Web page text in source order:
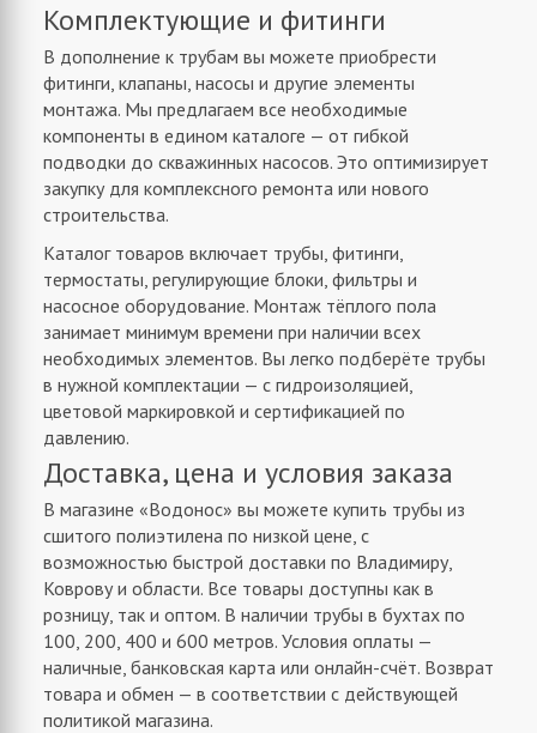
Комплектующие и фитинги
В дополнение к трубам вы можете приобрести
фитинги, клапаны, насосы и другие элементы
монтажа. Мы предлагаем все необходимые
компоненты в едином каталоге — от гибкой
подводки до скважинных насосов. Это оптимизирует
закупку для комплексного ремонта или нового
строительства.
Каталог товаров включает трубы, фитинги,
термостаты, регулирующие блоки, фильтры и
насосное оборудование. Монтаж тёплого пола
занимает минимум времени при наличии всех
необходимых элементов. Вы легко подберёте трубы
в нужной комплектации — с гидроизоляцией,
цветовой маркировкой и сертификацией по
давлению.
Доставка, цена и условия заказа
В магазине «Водонос» вы можете купить трубы из
сшитого полиэтилена по низкой цене, с
возможностью быстрой доставки по Владимиру,
Коврову и области. Все товары доступны как в
розницу, так и оптом. В наличии трубы в бухтах по
100, 200, 400 и 600 метров. Условия оплаты —
наличные, банковская карта или онлайн-счёт. Возврат
товара и обмен — в соответствии с действующей
политикой магазина.